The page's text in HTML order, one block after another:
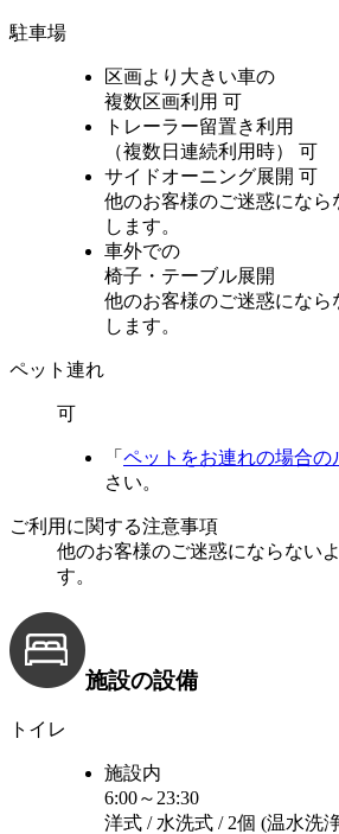
駐車場
区画より大きい車の
複数区画利用 可
トレーラー留置き利用
（複数日連続利用時）
可
サイドオーニング展開 可
他のお客様のご迷惑になら
します。
車外での
椅子・テーブル展開
他のお客様のご迷惑になら
します。
ペット連れ
可
「 ペットをお連れの場合の
さい。
ご利用に関する注意事項
他のお客様のご迷惑にならない
す。
施設の設備
トイレ
施設内
6:00～23:30
洋式 / 水洗式 / 2個 (温水洗